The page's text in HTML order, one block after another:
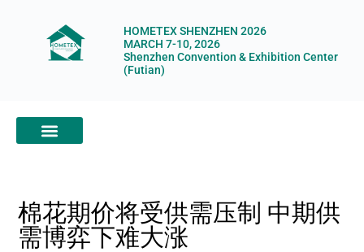
HOMETEX SHENZHEN 2026
MARCH 7-10, 2026
Shenzhen Convention & Exhibition Center
(Futian)
棉花期价将受供需压制 中期供
需博弈下难大涨